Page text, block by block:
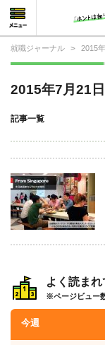
就職ジャーナル > 2015
2015年7月21日
記事一覧
よく読ま
※ページビュー
今週
就活相談
就活ノウハウ
仕事の選び方・ヒント
仕事とは？
就活コラム